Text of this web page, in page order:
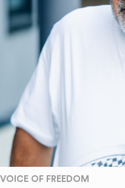
VOICE OF FREEDOM